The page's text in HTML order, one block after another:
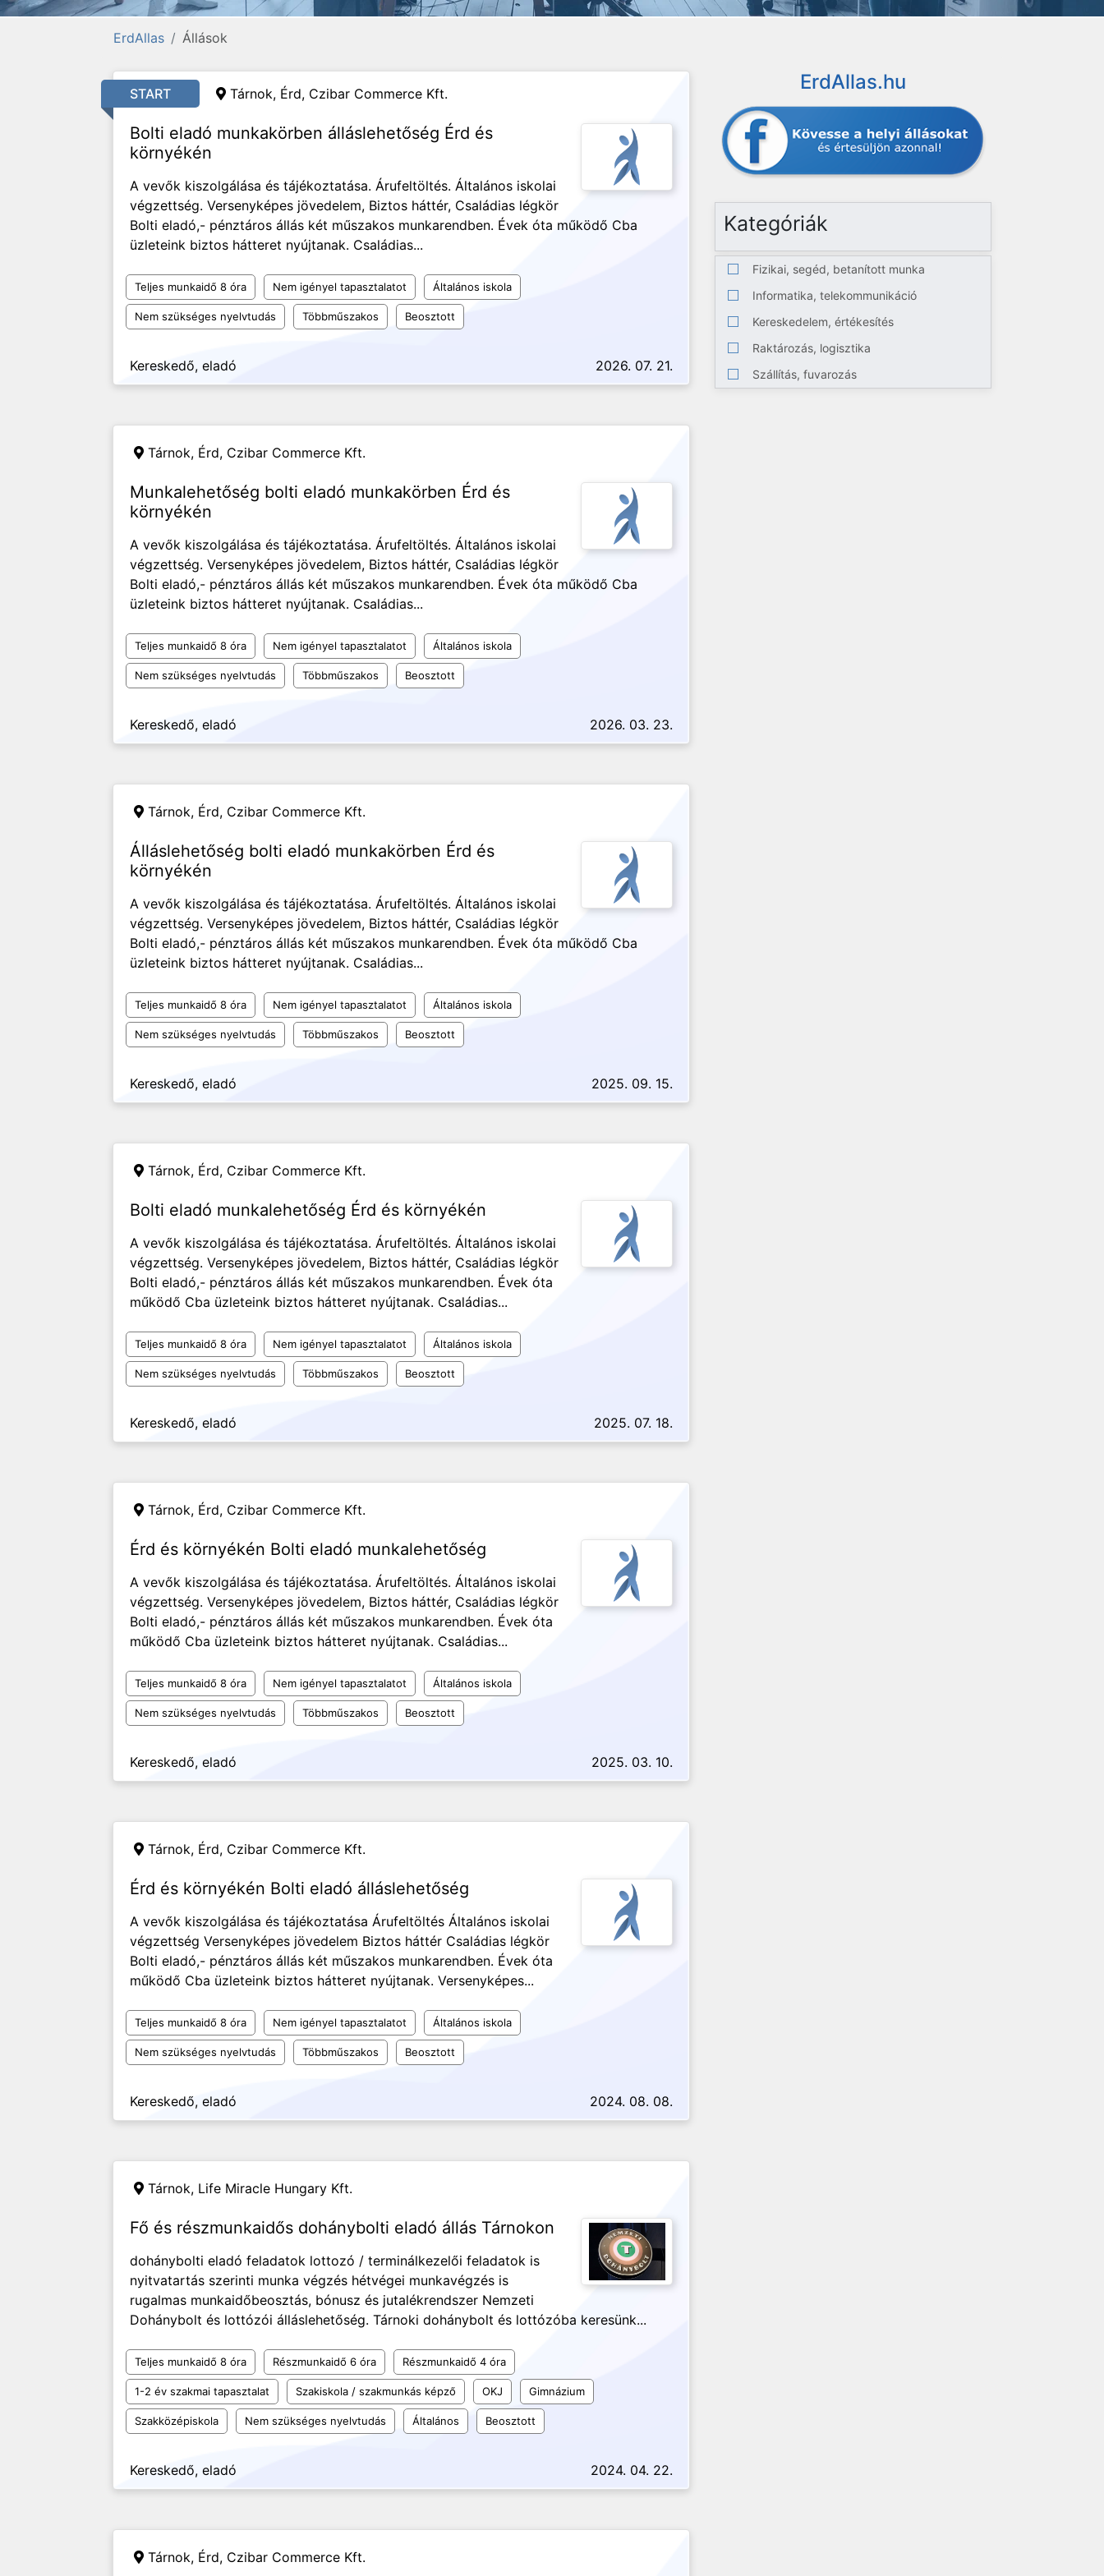
ErdAllas Állások
START Tárnok, Érd, Czibar Commerce Kft.
Bolti eladó munkakörben álláslehetőség Érd és
környékén
A vevők kiszolgálása és tájékoztatása. Árufeltöltés. Általános iskolai
végzettség. Versenyképes jövedelem, Biztos háttér, Családias légkör
Bolti eladó,- pénztáros állás két műszakos munkarendben. Évek óta működő Cba
üzleteink biztos hátteret nyújtanak. Családias...
Teljes munkaidő 8 óra Nem igényel tapasztalatot Általános iskola
Nem szükséges nyelvtudás Többműszakos Beosztott
Kereskedő, eladó 2026. 07. 21.
Tárnok, Érd, Czibar Commerce Kft.
Munkalehetőség bolti eladó munkakörben Érd és
környékén
A vevők kiszolgálása és tájékoztatása. Árufeltöltés. Általános iskolai
végzettség. Versenyképes jövedelem, Biztos háttér, Családias légkör
Bolti eladó,- pénztáros állás két műszakos munkarendben. Évek óta működő Cba
üzleteink biztos hátteret nyújtanak. Családias...
Teljes munkaidő 8 óra Nem igényel tapasztalatot Általános iskola
Nem szükséges nyelvtudás Többműszakos Beosztott
Kereskedő, eladó 2026. 03. 23.
Tárnok, Érd, Czibar Commerce Kft.
Álláslehetőség bolti eladó munkakörben Érd és
környékén
A vevők kiszolgálása és tájékoztatása. Árufeltöltés. Általános iskolai
végzettség. Versenyképes jövedelem, Biztos háttér, Családias légkör
Bolti eladó,- pénztáros állás két műszakos munkarendben. Évek óta működő Cba
üzleteink biztos hátteret nyújtanak. Családias...
Teljes munkaidő 8 óra Nem igényel tapasztalatot Általános iskola
Nem szükséges nyelvtudás Többműszakos Beosztott
Kereskedő, eladó 2025. 09. 15.
Tárnok, Érd, Czibar Commerce Kft.
Bolti eladó munkalehetőség Érd és környékén
A vevők kiszolgálása és tájékoztatása. Árufeltöltés. Általános iskolai
végzettség. Versenyképes jövedelem, Biztos háttér, Családias légkör
Bolti eladó,- pénztáros állás két műszakos munkarendben. Évek óta
működő Cba üzleteink biztos hátteret nyújtanak. Családias...
Teljes munkaidő 8 óra Nem igényel tapasztalatot Általános iskola
Nem szükséges nyelvtudás Többműszakos Beosztott
Kereskedő, eladó 2025. 07. 18.
Tárnok, Érd, Czibar Commerce Kft.
Érd és környékén Bolti eladó munkalehetőség
A vevők kiszolgálása és tájékoztatása. Árufeltöltés. Általános iskolai
végzettség. Versenyképes jövedelem, Biztos háttér, Családias légkör
Bolti eladó,- pénztáros állás két műszakos munkarendben. Évek óta
működő Cba üzleteink biztos hátteret nyújtanak. Családias...
Teljes munkaidő 8 óra Nem igényel tapasztalatot Általános iskola
Nem szükséges nyelvtudás Többműszakos Beosztott
Kereskedő, eladó 2025. 03. 10.
Tárnok, Érd, Czibar Commerce Kft.
Érd és környékén Bolti eladó álláslehetőség
A vevők kiszolgálása és tájékoztatása Árufeltöltés Általános iskolai
végzettség Versenyképes jövedelem Biztos háttér Családias légkör
Bolti eladó,- pénztáros állás két műszakos munkarendben. Évek óta
működő Cba üzleteink biztos hátteret nyújtanak. Versenyképes...
Teljes munkaidő 8 óra Nem igényel tapasztalatot Általános iskola
Nem szükséges nyelvtudás Többműszakos Beosztott
Kereskedő, eladó 2024. 08. 08.
Tárnok, Life Miracle Hungary Kft.
Fő és részmunkaidős dohánybolti eladó állás Tárnokon
dohánybolti eladó feladatok lottozó / terminálkezelői feladatok is
nyitvatartás szerinti munka végzés hétvégei munkavégzés is
rugalmas munkaidőbeosztás, bónusz és jutalékrendszer Nemzeti
Dohánybolt és lottózói álláslehetőség. Tárnoki dohánybolt és lottózóba keresünk...
Teljes munkaidő 8 óra Részmunkaidő 6 óra Részmunkaidő 4 óra
1-2 év szakmai tapasztalat Szakiskola / szakmunkás képző OKJ Gimnázium
Szakközépiskola Nem szükséges nyelvtudás Általános Beosztott
Kereskedő, eladó 2024. 04. 22.
Tárnok, Érd, Czibar Commerce Kft.
ErdAllas.hu
Kategóriák
Fizikai, segéd, betanított munka
Informatika, telekommunikáció
Kereskedelem, értékesítés
Raktározás, logisztika
Szállítás, fuvarozás